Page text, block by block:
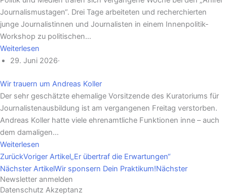
Journalismustagen“. Drei Tage arbeiteten und recherchierten
junge Journalistinnen und Journalisten in einem Innenpolitik-
Workshop zu politischen…
Weiterlesen
29. Juni 2026·
Wir trauern um Andreas Koller
Der sehr geschätzte ehemalige Vorsitzende des Kuratoriums für
Journalistenausbildung ist am vergangenen Freitag verstorben.
Andreas Koller hatte viele ehrenamtliche Funktionen inne – auch
dem damaligen…
Weiterlesen
ZurückVoriger Artikel„Er übertraf die Erwartungen“
Nächster ArtikelWir sponsern Dein Praktikum!Nächster
Newsletter anmelden
Datenschutz Akzeptanz